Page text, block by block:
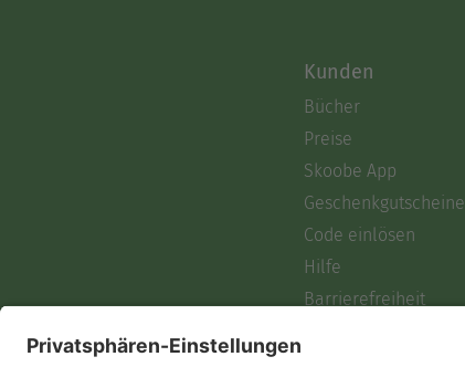
Kunden
Bücher
Preise
Skoobe App
Geschenkgutscheine
Code einlösen
Hilfe
Barrierefreiheit